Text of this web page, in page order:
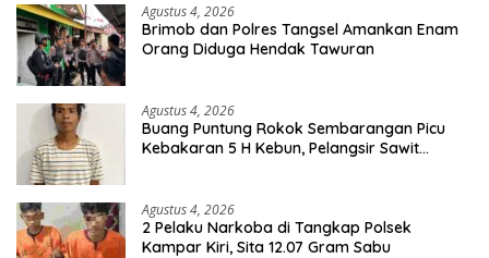
Agustus 4, 2026
Brimob dan Polres Tangsel Amankan Enam
Orang Diduga Hendak Tawuran
Agustus 4, 2026
Buang Puntung Rokok Sembarangan Picu
Kebakaran 5 H Kebun, Pelangsir Sawit
Agustus 4, 2026
2 Pelaku Narkoba di Tangkap Polsek
Kampar Kiri, Sita 12.07 Gram Sabu